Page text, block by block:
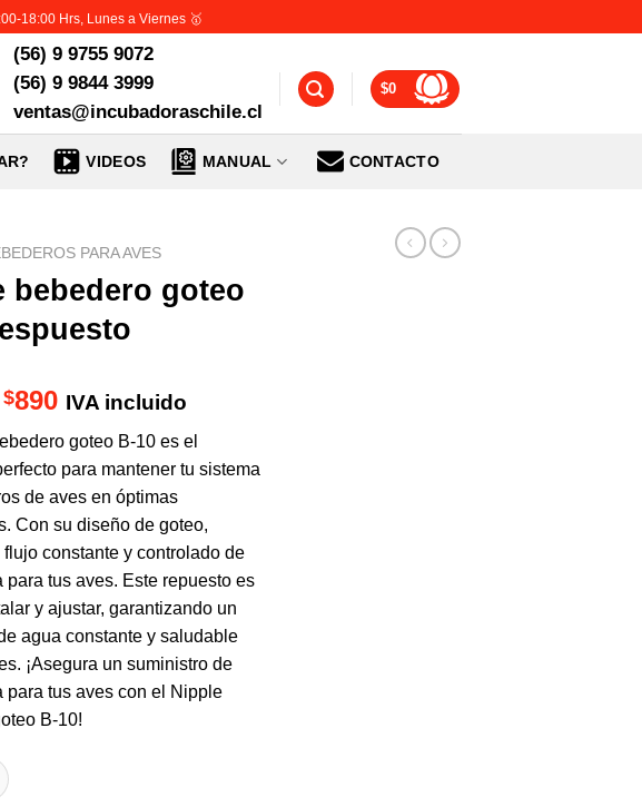
18:00 Hrs, Lunes a Viernes 🥇
(56) 9 9755 9072
(56) 9 9844 3999
ventas@incubadoraschile.cl
$0
VIDEOS MANUAL CONTACTO
PARA AVES
bebedero goteo
El
original
era:
$1.480.
$890El
actual
es:
$890.
IVA incluido
goteo B-10 es el
para mantener tu sistema
de aves en óptimas
Con su diseño de goteo,
constante y controlado de
para tus aves. Este repuesto es
y ajustar, garantizando un
agua constante y saludable
¡Asegura un suministro de
para tus aves con el Nipple
B-10!
goteo B-10 respuesto cantidad